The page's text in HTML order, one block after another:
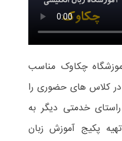
چکاوک مناسب
کلاس های حضوری را
راستای خدمتی دیگر به
پکیج آموزش زبان